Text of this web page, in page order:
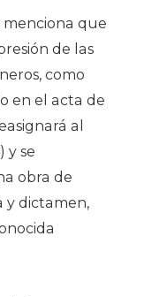
menciona que
de las
como
en el acta de
al
y se
obra de
y dictamen,